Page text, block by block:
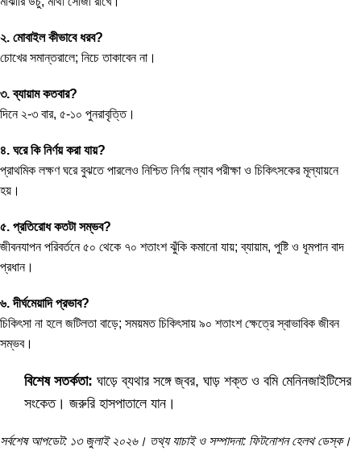
২. মোবাইল কীভাবে ধরব?
চোখের সমান্তরালে; নিচে তাকাবেন না।
৩. ব্যায়াম কতবার?
দিনে ২-৩ বার, ৫-১০ পুনরাবৃত্তি।
৪. ঘরে কি নির্ণয় করা যায়?
প্রাথমিক লক্ষণ ঘরে বুঝতে পারলেও নিশ্চিত নির্ণয় ল্যাব পরীক্ষা ও চিকিৎসকের মূল্যায়নে
হয়।
৫. প্রতিরোধ কতটা সম্ভব?
জীবনযাপন পরিবর্তনে ৫০ থেকে ৭০ শতাংশ ঝুঁকি কমানো যায়; ব্যায়াম, পুষ্টি ও ধূমপান বাদ
প্রধান।
৬. দীর্ঘমেয়াদি প্রভাব?
চিকিৎসা না হলে জটিলতা বাড়ে; সময়মত চিকিৎসায় ৯০ শতাংশ ক্ষেত্রে স্বাভাবিক জীবন
সম্ভব।
বিশেষ সতর্কতা: ঘাড়ে ব্যথার সঙ্গে জ্বর, ঘাড় শক্ত ও বমি মেনিনজাইটিসের
সংকেত। জরুরি হাসপাতালে যান।
সর্বশেষ আপডেট: ১৩ জুলাই ২০২৬। তথ্য যাচাই ও সম্পাদনা: ফিটনোশন হেলথ ডেস্ক।